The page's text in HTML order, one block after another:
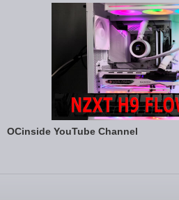
OCinside YouTube Channel